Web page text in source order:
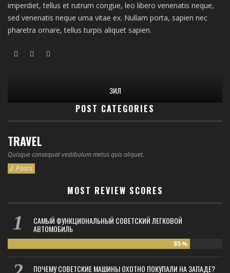
imperdiet, tellus et rutrum congue, leo libero venenatis neque,
sed venenatis neque urna vitae ex. Nullam porta, sapien nec
pharetra ornare, tellus turpis aliquet sapien.
ЗИЛ
POST CATEGORIES
TRAVEL
Quisque consequat vestibulum metus quis aliquet.
2 Posts
MOST REVIEW SCORES
САМЫЙ ФУНКЦИОНАЛЬНЫЙ СОВЕТСКИЙ ЛЕГКОВОЙ
АВТОМОБИЛЬ
85 %
ПОЧЕМУ СОВЕТСКИЕ МАШИНЫ ОХОТНО ПОКУПАЛИ НА ЗАПАДЕ?